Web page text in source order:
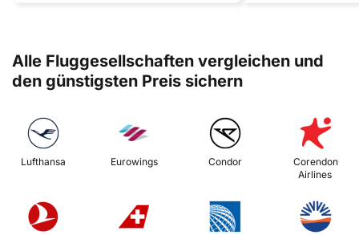
Alle Fluggesellschaften vergleichen und
den günstigsten Preis sichern
Lufthansa Eurowings Condor
Corendon
Airlines